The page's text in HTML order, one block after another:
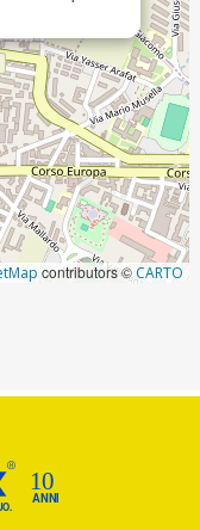
contributors ©CARTO